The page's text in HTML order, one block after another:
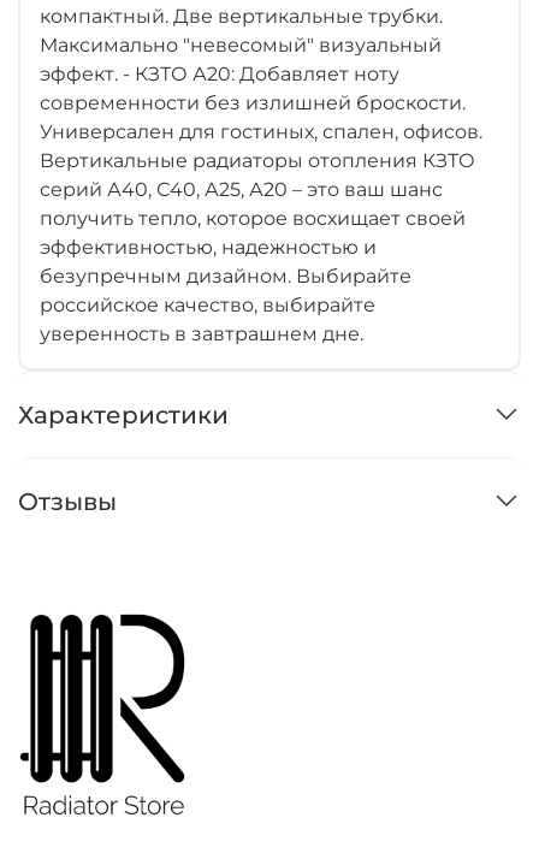
компактный. Две вертикальные трубки.
Максимально "невесомый" визуальный
эффект. - КЗТО А20: Добавляет ноту
современности без излишней броскости.
Универсален для гостиных, спален, офисов.
Вертикальные радиаторы отопления КЗТО
серий А40, С40, А25, А20 – это ваш шанс
получить тепло, которое восхищает своей
эффективностью, надежностью и
безупречным дизайном. Выбирайте
российское качество, выбирайте
уверенность в завтрашнем дне.
Характеристики
Отзывы